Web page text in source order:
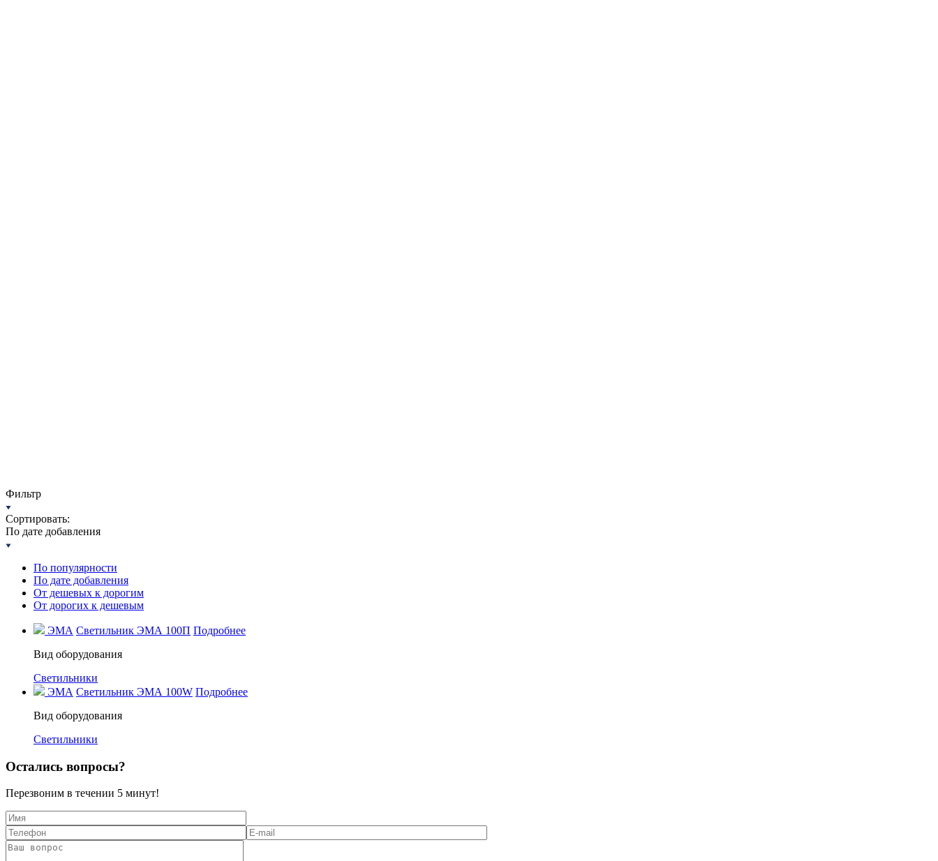
Фильтр
Сортировать:
По дате добавления
По популярности
По дате добавления
От дешевых к дорогим
От дорогих к дешевым
ЭМА Светильник ЭМА 100П Подробнее
Вид оборудования
Светильники
ЭМА Светильник ЭМА 100W Подробнее
Вид оборудования
Светильники
Остались вопросы?
Перезвоним в течении 5 минут!